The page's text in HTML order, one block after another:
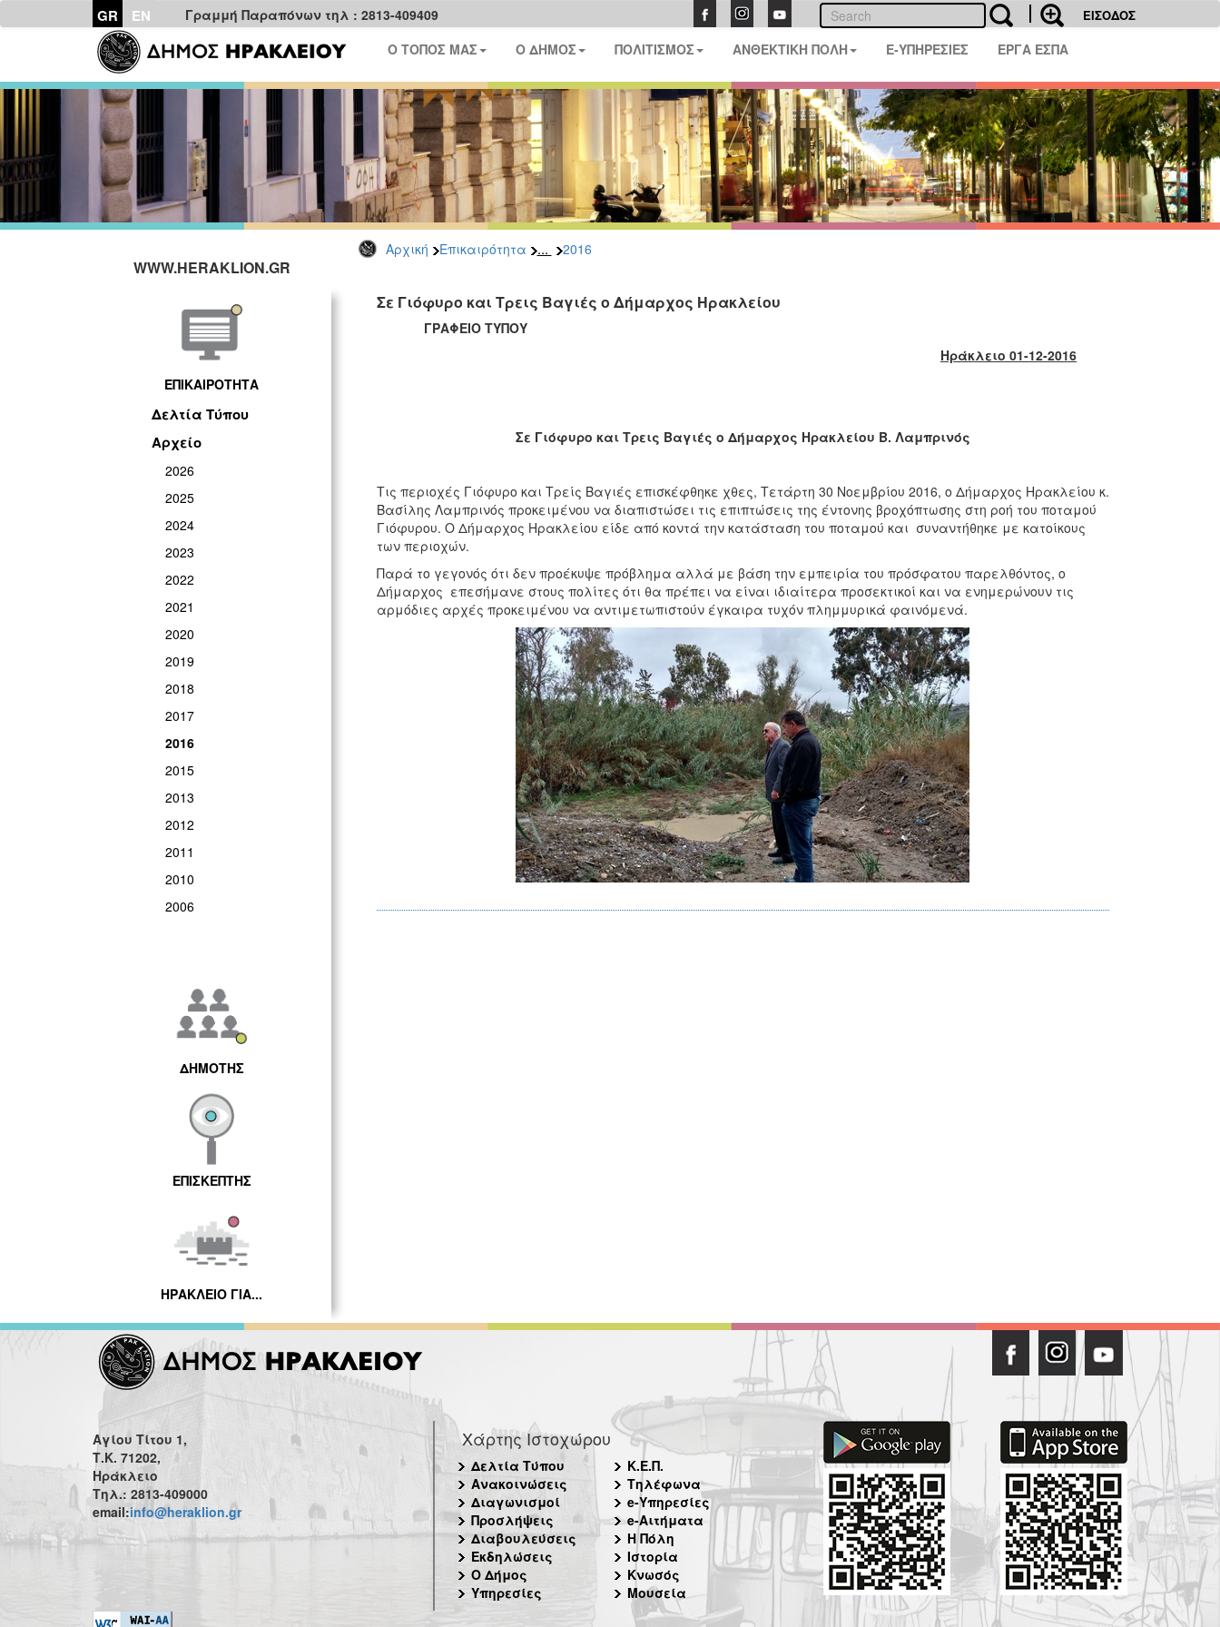
GR EN Γραμμή Παραπόνων τηλ : 2813-409409 ΕΙΣΟΔΟΣ
Ο ΤΟΠΟΣ ΜΑΣ Ο ΔΗΜΟΣ ΠΟΛΙΤΙΣΜΟΣ ΑΝΘΕΚΤΙΚΗ ΠΟΛΗ E-ΥΠΗΡΕΣΙΕΣ ΕΡΓΑ ΕΣΠΑ
Αρχική Επικαιρότητα ... 2016
WWW.HERAKLION.GR
ΕΠΙΚΑΙΡΟΤΗΤΑ
Δελτία Τύπου
Αρχείο
2026
2025
2024
2023
2022
2021
2020
2019
2018
2017
2016
2015
2013
2012
2011
2010
2006
ΔΗΜΟΤΗΣ
ΕΠΙΣΚΕΠΤΗΣ
ΗΡΑΚΛΕΙΟ ΓΙΑ...
Σε Γιόφυρο και Τρεις Βαγιές ο Δήμαρχος Ηρακλείου
ΓΡΑΦΕΙΟ ΤΥΠΟΥ
Ηράκλειο 01-12-2016
Σε Γιόφυρο και Τρεις Βαγιές ο Δήμαρχος Ηρακλείου Β. Λαμπρινός
Τις περιοχές Γιόφυρο και Τρείς Βαγιές επισκέφθηκε χθες, Τετάρτη 30 Νοεμβρίου 2016, ο Δήμαρχος Ηρακλείου κ.
Βασίλης Λαμπρινός προκειμένου να διαπιστώσει τις επιπτώσεις της έντονης βροχόπτωσης στη ροή του ποταμού
Γιόφυρου. Ο Δήμαρχος Ηρακλείου είδε από κοντά την κατάσταση του ποταμού και συναντήθηκε με κατοίκους
των περιοχών.
Παρά το γεγονός ότι δεν προέκυψε πρόβλημα αλλά με βάση την εμπειρία του πρόσφατου παρελθόντος, ο
Δήμαρχος επεσήμανε στους πολίτες ότι θα πρέπει να είναι ιδιαίτερα προσεκτικοί και να ενημερώνουν τις
αρμόδιες αρχές προκειμένου να αντιμετωπιστούν έγκαιρα τυχόν πλημμυρικά φαινόμενά.
Αγίου Τίτου 1,
Τ.Κ. 71202,
Ηράκλειο
Τηλ.: 2813-409000
email:info@heraklion.gr
Χάρτης Ιστοχώρου
Δελτία Τύπου
Ανακοινώσεις
Διαγωνισμοί
Προσλήψεις
Διαβουλεύσεις
Εκδηλώσεις
Ο Δήμος
Υπηρεσίες
Κ.Ε.Π.
Τηλέφωνα
e-Υπηρεσίες
e-Αιτήματα
Η Πόλη
Ιστορία
Κνωσός
Μουσεία